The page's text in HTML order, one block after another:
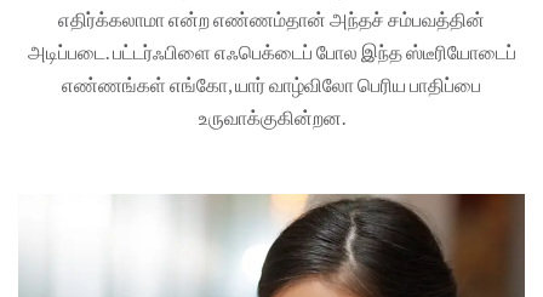
எதிர்க்கலாமா என்ற எண்ணம்தான் அந்தச் சம்பவத்தின்
அடிப்படை. பட்டர்ஃபிளை எஃபெக்டைப் போல இந்த ஸ்டீரியோடைப்
எண்ணங்கள் எங்கோ, யார் வாழ்விலோ பெரிய பாதிப்பை
உருவாக்குகின்றன.